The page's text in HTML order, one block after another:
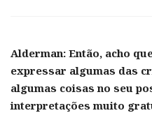
Alderman: Então, acho
expressar algumas das
algumas coisas no seu
interpretações muito